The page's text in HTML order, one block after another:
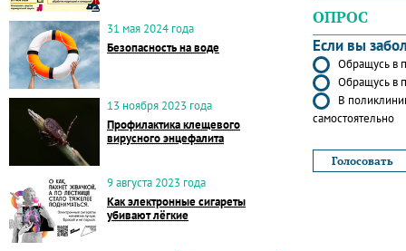
31 мая 2024 года
Безопасность на воде
13 ноября 2023 года
Профилактика клещевого
вирусного энцефалита
9 августа 2023 года
Как электронные сигареты
убивают лёгкие
ОПРОС
Если вы
Обращусь в
Обращусь в
В
самостоятельно